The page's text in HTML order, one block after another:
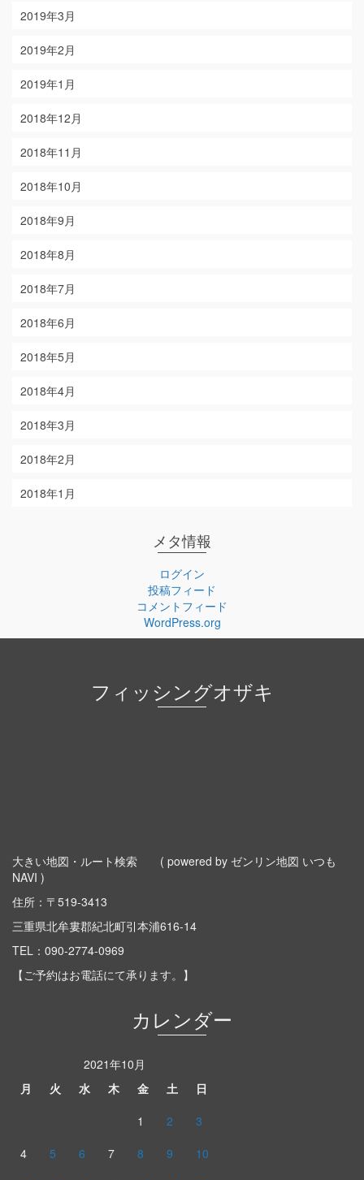
2019年3月
2019年2月
2019年1月
2018年12月
2018年11月
2018年10月
2018年9月
2018年8月
2018年7月
2018年6月
2018年5月
2018年4月
2018年3月
2018年2月
2018年1月
メタ情報
ログイン
投稿フィード
コメントフィード
WordPress.org
フィッシングオザキ
大きい地図・ルート検索
( powered by ゼンリン地図 いつも
NAVI )
住所：〒519-3413
三重県北牟婁郡紀北町引本浦616-14
TEL： 090-2774-0969
【ご予約はお電話にて承ります。】
カレンダー
2021年10月
月
火 水 木 金 土
日
1
2
3
4
5 6 7 8 9
10